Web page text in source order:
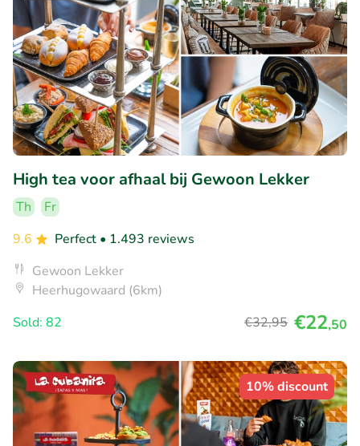
High tea voor afhaal bij Gewoon Lekker
Th
Fr
9.6
Perfect • 1.493 reviews
Gewoon Lekker
Heerhugowaard (6km)
Sold: 82
€32,95 €22,50
10% discount